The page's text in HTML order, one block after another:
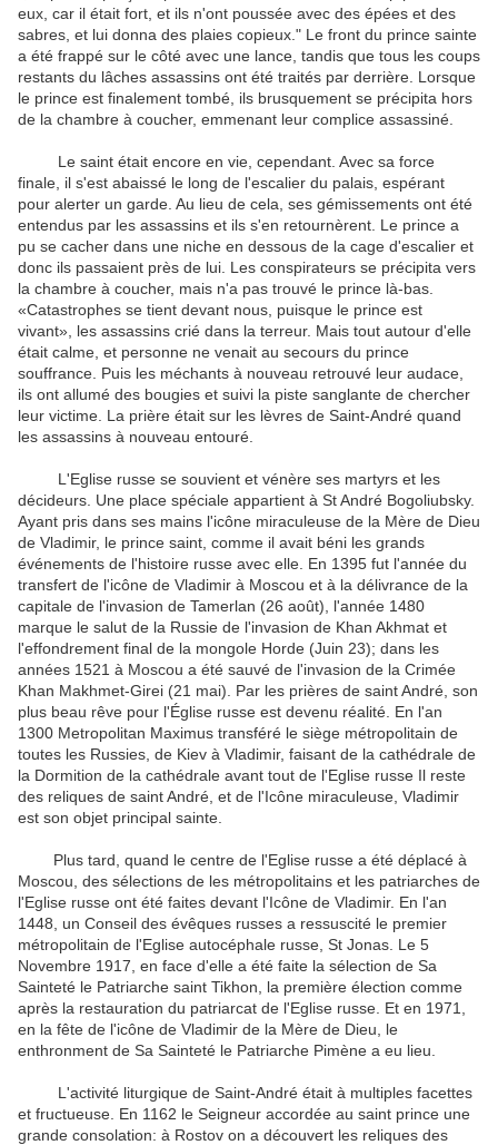
eux, car il était fort, et ils n'ont poussée avec des épées et des
sabres, et lui donna des plaies copieux." Le front du prince sainte
a été frappé sur le côté avec une lance, tandis que tous les coups
restants du lâches assassins ont été traités par derrière. Lorsque
le prince est finalement tombé, ils brusquement se précipita hors
de la chambre à coucher, emmenant leur complice assassiné.
Le saint était encore en vie, cependant. Avec sa force
finale, il s'est abaissé le long de l'escalier du palais, espérant
pour alerter un garde. Au lieu de cela, ses gémissements ont été
entendus par les assassins et ils s'en retournèrent. Le prince a
pu se cacher dans une niche en dessous de la cage d'escalier et
donc ils passaient près de lui. Les conspirateurs se précipita vers
la chambre à coucher, mais n'a pas trouvé le prince là-bas.
«Catastrophes se tient devant nous, puisque le prince est
vivant», les assassins crié dans la terreur. Mais tout autour d'elle
était calme, et personne ne venait au secours du prince
souffrance. Puis les méchants à nouveau retrouvé leur audace,
ils ont allumé des bougies et suivi la piste sanglante de chercher
leur victime. La prière était sur les lèvres de Saint-André quand
les assassins à nouveau entouré.
L'Eglise russe se souvient et vénère ses martyrs et les
décideurs. Une place spéciale appartient à St André Bogoliubsky.
Ayant pris dans ses mains l'icône miraculeuse de la Mère de Dieu
de Vladimir, le prince saint, comme il avait béni les grands
événements de l'histoire russe avec elle. En 1395 fut l'année du
transfert de l'icône de Vladimir à Moscou et à la délivrance de la
capitale de l'invasion de Tamerlan (26 août), l'année 1480
marque le salut de la Russie de l'invasion de Khan Akhmat et
l'effondrement final de la mongole Horde (Juin 23); dans les
années 1521 à Moscou a été sauvé de l'invasion de la Crimée
Khan Makhmet-Girei (21 mai). Par les prières de saint André, son
plus beau rêve pour l'Église russe est devenu réalité. En l'an
1300 Metropolitan Maximus transféré le siège métropolitain de
toutes les Russies, de Kiev à Vladimir, faisant de la cathédrale de
la Dormition de la cathédrale avant tout de l'Eglise russe Il reste
des reliques de saint André, et de l'Icône miraculeuse, Vladimir
est son objet principal sainte.
Plus tard, quand le centre de l'Eglise russe a été déplacé à
Moscou, des sélections de les métropolitains et les patriarches de
l'Eglise russe ont été faites devant l'Icône de Vladimir. En l'an
1448, un Conseil des évêques russes a ressuscité le premier
métropolitain de l'Eglise autocéphale russe, St Jonas. Le 5
Novembre 1917, en face d'elle a été faite la sélection de Sa
Sainteté le Patriarche saint Tikhon, la première élection comme
après la restauration du patriarcat de l'Eglise russe. Et en 1971,
en la fête de l'icône de Vladimir de la Mère de Dieu, le
enthronment de Sa Sainteté le Patriarche Pimène a eu lieu.
L'activité liturgique de Saint-André était à multiples facettes
et fructueuse. En 1162 le Seigneur accordée au saint prince une
grande consolation: à Rostov on a découvert les reliques des